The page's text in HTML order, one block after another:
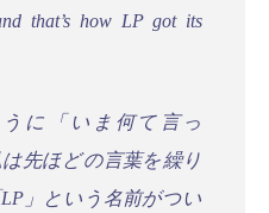
that’s how LP got its
うに「いま何て言っ
先ほどの言葉を繰り
」という名前がつい